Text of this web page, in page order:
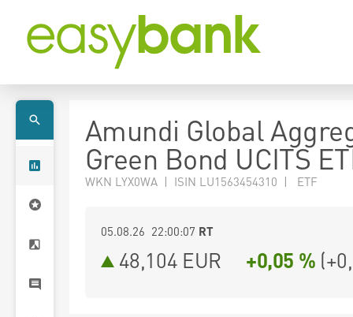
Amundi Global
Green Bond UCITS
WKN LYX0WA | ISIN LU1563454310 | ETF
05.08.26 22:00:07 RT
48,104 EUR +0,05 % (